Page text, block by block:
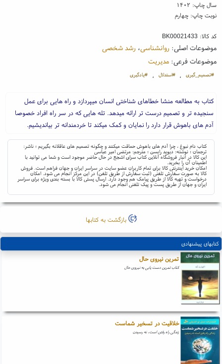
سال چاپ: ۱۴۰۲
نوبت چاپ: چهارم
کد کالا: BK00021433
موضوعات اصلی: روانشناسی، رشد شخصی
موضوعات فرعی:مدیریت
#تصمیم_گیری ، #استدلال ، #یادگیری
کتاب به مطالعه منشا خطاهای شناختی انسان میپردازد و راه هایی برای عمل
سنجیده تر و تصمیم درست تر ارائه میدهد. تله هایی که در سر راه افراد خصوصا
آدم های باهوش قرار دارد را نمایان و کمک میکند تا خردمندانه تر بیاندیشیم.
کتاب دام نبوغ ، چرا آدم های باهوش حماقت میکنند و چگونه تصمیم های عاقلانه بگیریم ؛ ناشر:
ترجمان ؛ نوشته: دیوید رابسن ؛ مترجم: مرتضی امیر عباسی
این کالا در انبار فروشگاه آنلاین کتاب سرای اشجع در حال حاضر موجود است و شما می توانید با
اطمینان آن را بخرید.
امکان خرید اینترنتی کالا برای تمام کاربران عضو سایت در سراسر ایران و جهان فراهم است. فروش
کالا به صورت سفارش تلفنی (ثبت سفارش از طریق تلفن) در این مرکز انجام می شود. امکان
درخواست و تهیه کالا از طریق پیامک هم وجود دارد. ارسال پستی کالا با بسته بندی ویژه برای سراسر
ایران و جهان از طریق پست و پیک تلفنی انجام می شود.
بازگشت به کتابها
کتابهای پیشنهادی
تمرین نیروی حال
کتاب تمرین دست یابی به نیروی حال
خلاقیت در تسخیر شماست
زندگی راه رفتن است، نه رسیدن